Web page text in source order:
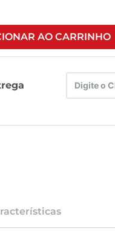
AO CARRINHO